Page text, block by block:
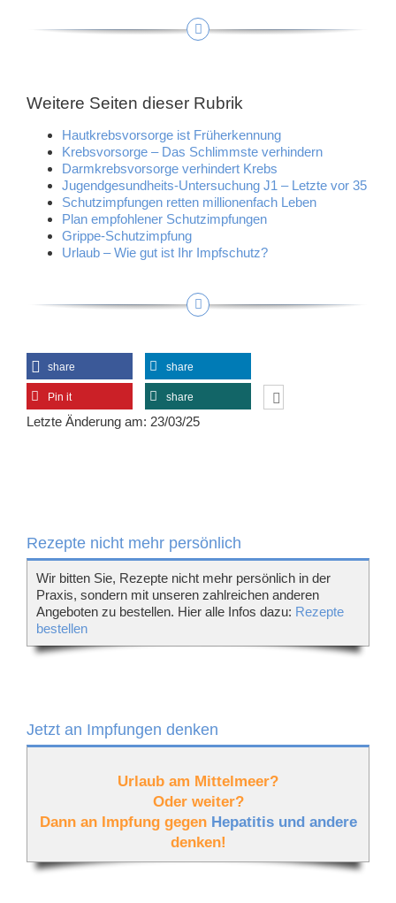
Weitere Seiten dieser Rubrik
Hautkrebsvorsorge ist Früherkennung
Krebsvorsorge – Das Schlimmste verhindern
Darmkrebsvorsorge verhindert Krebs
Jugendgesundheits-Untersuchung J1 – Letzte vor 35
Schutzimpfungen retten millionenfach Leben
Plan empfohlener Schutzimpfungen
Grippe-Schutzimpfung
Urlaub – Wie gut ist Ihr Impfschutz?
share share
Pin it share
Letzte Änderung am: 23/03/25
Rezepte nicht mehr persönlich
Wir bitten Sie, Rezepte nicht mehr persönlich in der
Praxis, sondern mit unseren zahlreichen anderen
Angeboten zu bestellen. Hier alle Infos dazu: Rezepte
bestellen
Jetzt an Impfungen denken
Urlaub am Mittelmeer?
Oder weiter?
Dann an Impfung gegen Hepatitis und andere
denken!